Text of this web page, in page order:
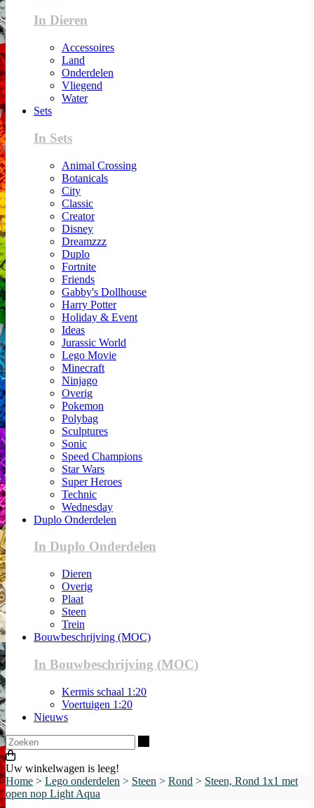
In Dieren
Accessoires
Land
Onderdelen
Vliegend
Water
Sets
In Sets
Animal Crossing
Botanicals
City
Classic
Creator
Disney
Dreamzzz
Duplo
Fortnite
Friends
Gabby's Dollhouse
Harry Potter
Holiday & Event
Ideas
Jurassic World
Lego Movie
Minecraft
Ninjago
Overig
Pokemon
Polybag
Sculptures
Sonic
Speed Champions
Star Wars
Super Heroes
Technic
Wednesday
Duplo Onderdelen
In Duplo Onderdelen
Dieren
Overig
Plaat
Steen
Trein
Bouwbeschrijving (MOC)
In Bouwbeschrijving (MOC)
Kermis schaal 1:20
Voertuigen 1:20
Nieuws
Uw winkelwagen is leeg!
Home > Lego onderdelen > Steen > Rond > Steen, Rond 1x1 met
open nop Light Aqua